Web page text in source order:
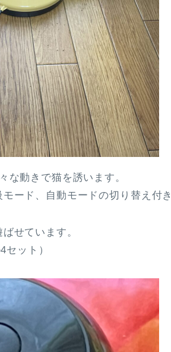
な動きで猫を誘います。
ード、自動モードの切り替え付き
せています。
ット）